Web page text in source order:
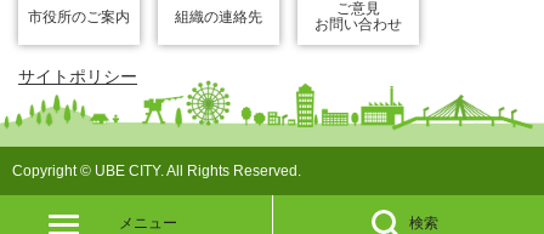
メニュー 検索
市役所のご案内 組織の連絡先
ご意見
お問い合わせ
サイトポリシー
Copyright © UBE CITY. All Rights Reserved.